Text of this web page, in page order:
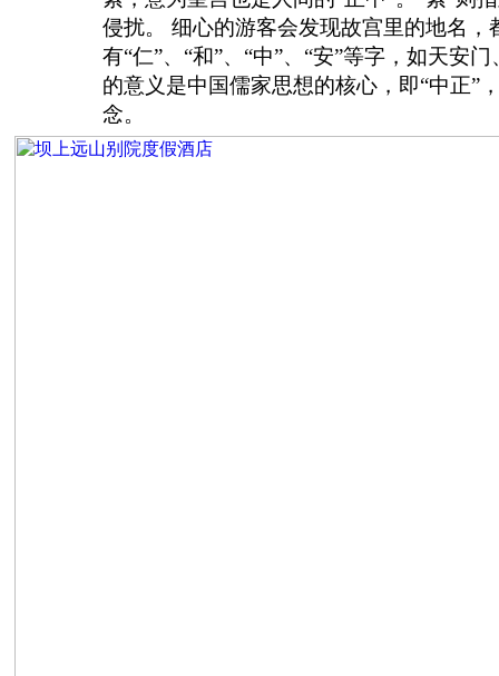
侵扰。 细心的游客会发现故宫里的地名，
有“仁”、“和”、“中”、“安”等字，如天安
的意义是中国儒家思想的核心，即“中正”
念。